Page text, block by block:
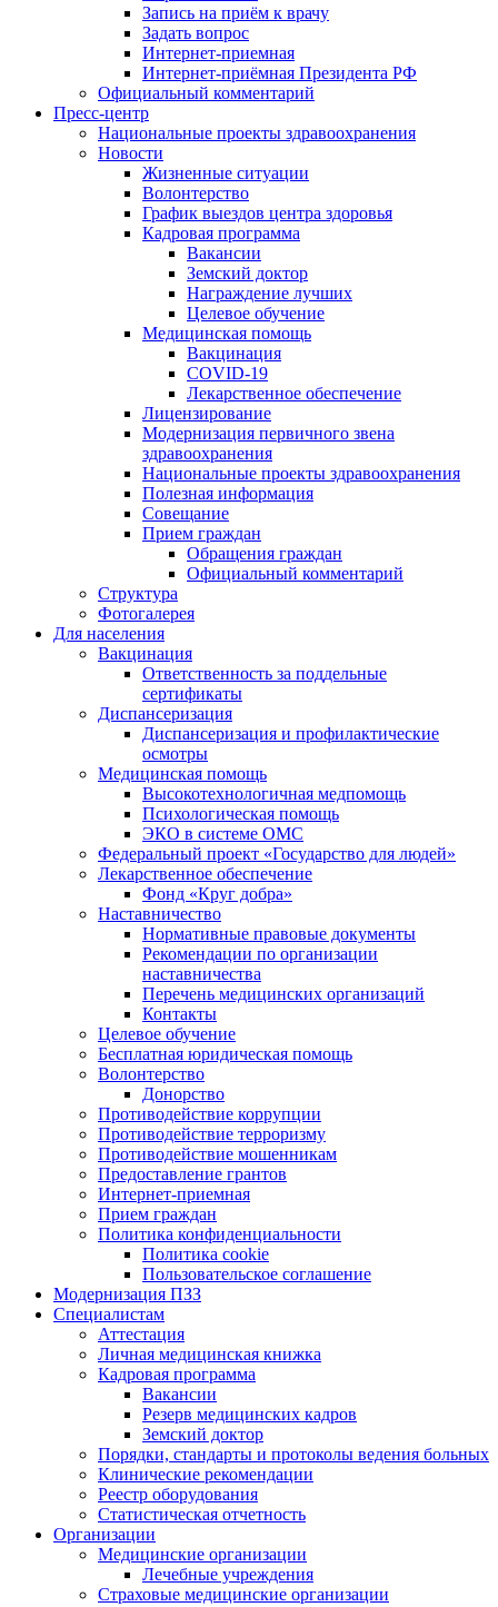
Запись на приём к врачу
Задать вопрос
Интернет-приемная
Интернет-приёмная Президента РФ
Официальный комментарий
Пресс-центр
Национальные проекты здравоохранения
Новости
Жизненные ситуации
Волонтерство
График выездов центра здоровья
Кадровая программа
Вакансии
Земский доктор
Награждение лучших
Целевое обучение
Медицинская помощь
Вакцинация
COVID-19
Лекарственное обеспечение
Лицензирование
Модернизация первичного звена
здравоохранения
Национальные проекты здравоохранения
Полезная информация
Совещание
Прием граждан
Обращения граждан
Официальный комментарий
Структура
Фотогалерея
Для населения
Вакцинация
Ответственность за поддельные
сертификаты
Диспансеризация
Диспансеризация и профилактические
осмотры
Медицинская помощь
Высокотехнологичная медпомощь
Психологическая помощь
ЭКО в системе ОМС
Федеральный проект «Государство для людей»
Лекарственное обеспечение
Фонд «Круг добра»
Наставничество
Нормативные правовые документы
Рекомендации по организации
наставничества
Перечень медицинских организаций
Контакты
Целевое обучение
Бесплатная юридическая помощь
Волонтерство
Донорство
Противодействие коррупции
Противодействие терроризму
Противодействие мошенникам
Предоставление грантов
Интернет-приемная
Прием граждан
Политика конфиденциальности
Политика cookie
Пользовательское соглашение
Модернизация ПЗЗ
Специалистам
Аттестация
Личная медицинская книжка
Кадровая программа
Вакансии
Резерв медицинских кадров
Земский доктор
Порядки, стандарты и протоколы ведения больных
Клинические рекомендации
Реестр оборудования
Статистическая отчетность
Организации
Медицинские организации
Лечебные учреждения
Страховые медицинские организации